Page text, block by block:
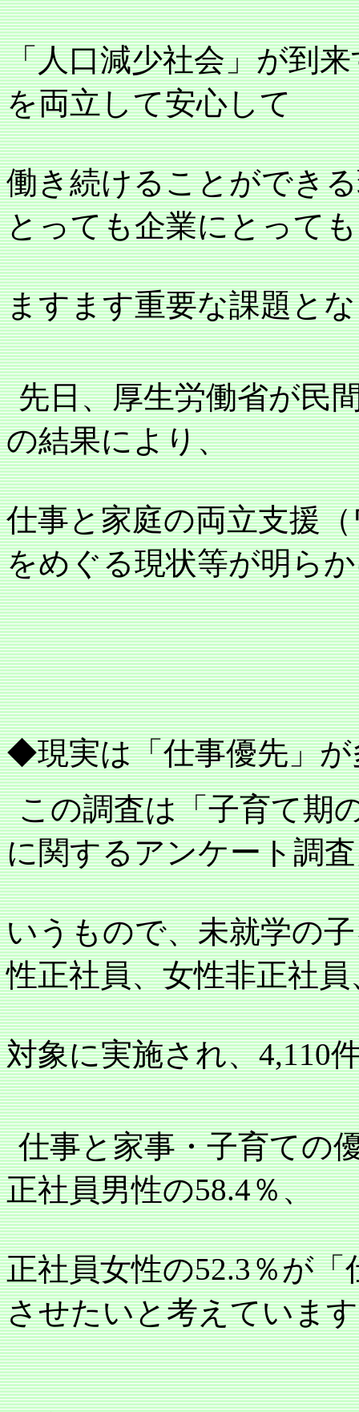
「人口減少社会」が到
を両立して安心して
働き続けることができ
とっても企業にとっても
ますます重要な課題と
先日、厚生労働省が民
の結果により、
仕事と家庭の両立支援
をめぐる現状等が明ら
◆現実は「仕事優先」が
この調査は「子育て期
に関するアンケート調
いうもので、未就学の
性正社員、女性非正社
対象に実施され、4,110
仕事と家事・子育ての
正社員男性の58.4％、
正社員女性の52.3％が「
させたいと考えていま